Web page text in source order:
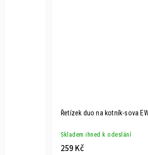
Řetízek duo na kotník-sova
Skladem ihned k odeslání
259 Kč